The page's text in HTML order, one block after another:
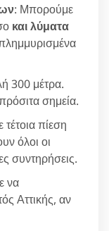
: Μπορούμε
και λύματα
300 μέτρα.
σημεία.
τέτοια πίεση
όλοι οι
συντηρήσεις.
να
Αττικής, αν